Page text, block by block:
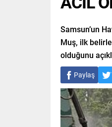
Samsun’un
Muş, ilk
olduğunu
Paylaş